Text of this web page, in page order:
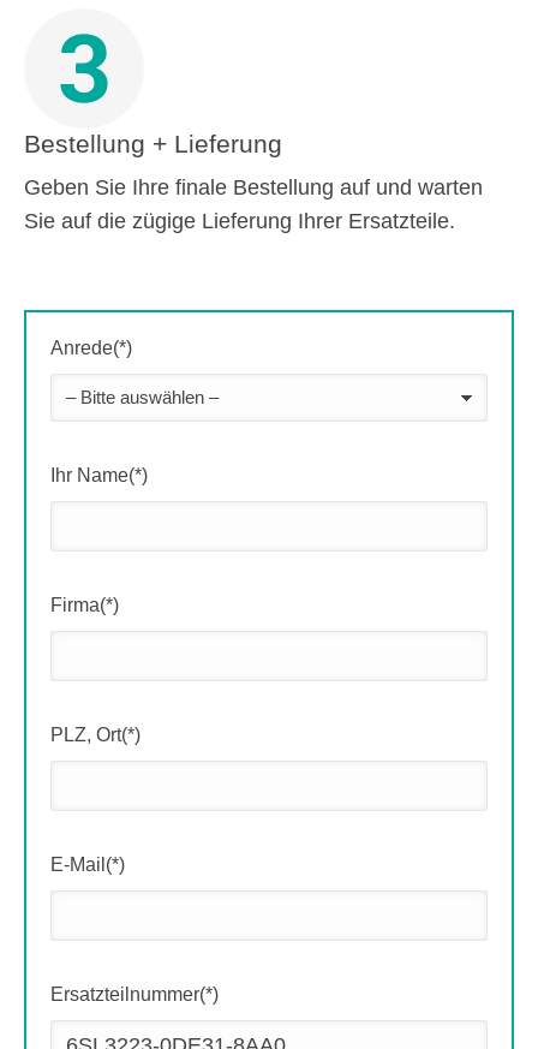
3
Bestellung + Lieferung
Geben Sie Ihre finale Bestellung auf und warten
Sie auf die zügige Lieferung Ihrer Ersatzteile.
Anrede(*)
Ihr Name(*)
Firma(*)
PLZ, Ort(*)
E-Mail(*)
Ersatzteilnummer(*)